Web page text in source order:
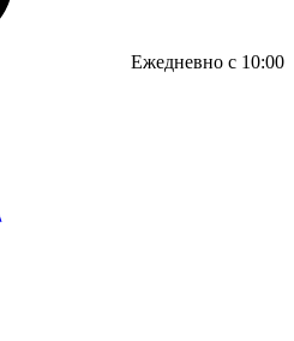
Ежедневно с 10:00